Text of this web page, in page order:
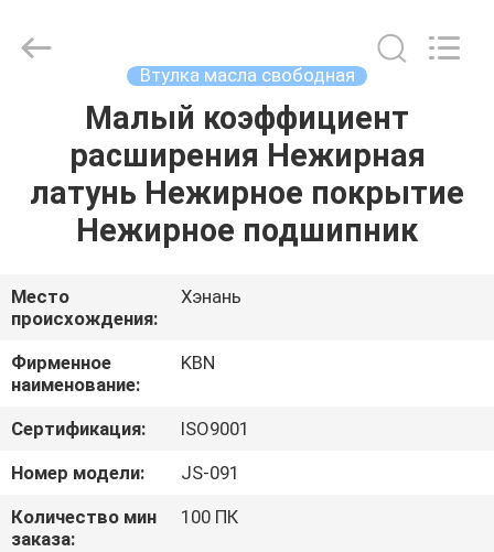
ПРОДУКТЫ
НАС
ПУТЕШЕСТВИЕ
ФАБРИКИ
ПРОВЕРКА
КАЧЕСТВА
Втулка масла свободная
Малый коэффициент
расширения Нежирная
латунь Нежирное покрытие
Нежирное подшипник
Место
происхождения:
Хэнань
Фирменное
наименование:
KBN
Сертификация:
ISO9001
Номер модели:
JS-091
Количество мин
заказа:
100 ПК